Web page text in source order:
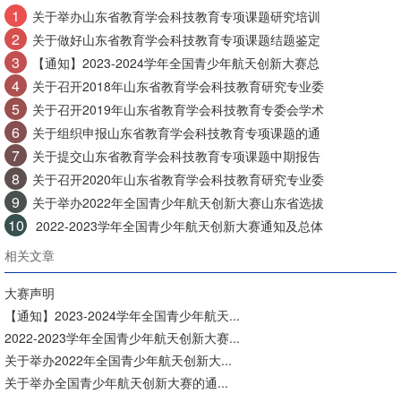
1 关于举办山东省教育学会科技教育专项课题研究培训
2 关于做好山东省教育学会科技教育专项课题结题鉴定
3 【通知】2023-2024学年全国青少年航天创新大赛总
4 关于召开2018年山东省教育学会科技教育研究专业委
5 关于召开2019年山东省教育学会科技教育专委会学术
6 关于组织申报山东省教育学会科技教育专项课题的通
7 关于提交山东省教育学会科技教育专项课题中期报告
8 关于召开2020年山东省教育学会科技教育研究专业委
9 关于举办2022年全国青少年航天创新大赛山东省选拔
10
2022-2023学年全国青少年航天创新大赛通知及总体
相关文章
大赛声明
【通知】2023-2024学年全国青少年航天...
2022-2023学年全国青少年航天创新大赛...
关于举办2022年全国青少年航天创新大...
关于举办全国青少年航天创新大赛的通...